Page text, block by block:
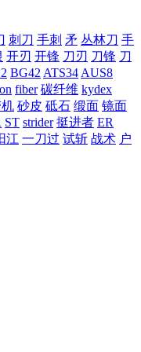
刺刀 手刺 矛 丛林刀 手
开刃 开锋 刀刃 刀锋 刀
BG42 ATS34 AUS8
fiber 碳纤维 kydex
砂皮 砥石 缎面 镜面
ST strider 挺进者 ER
江 一刀过 试斩 战术 户